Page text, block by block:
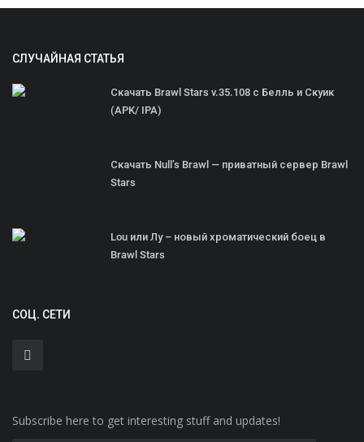
СЛУЧАЙНАЯ СТАТЬЯ
Скачать Brawl Stars v.35.108 с Белль и Скуик
(APK/ IPA)
Скачать Null’s Brawl — приватный сервер Brawl
Stars
Lou или Лу – новый хроматический боец в
Brawl Stars
СОЦ. СЕТИ
Subscribe here to get interesting stuff and updates!